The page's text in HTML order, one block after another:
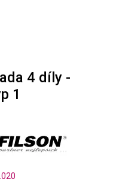
4 díly -
1